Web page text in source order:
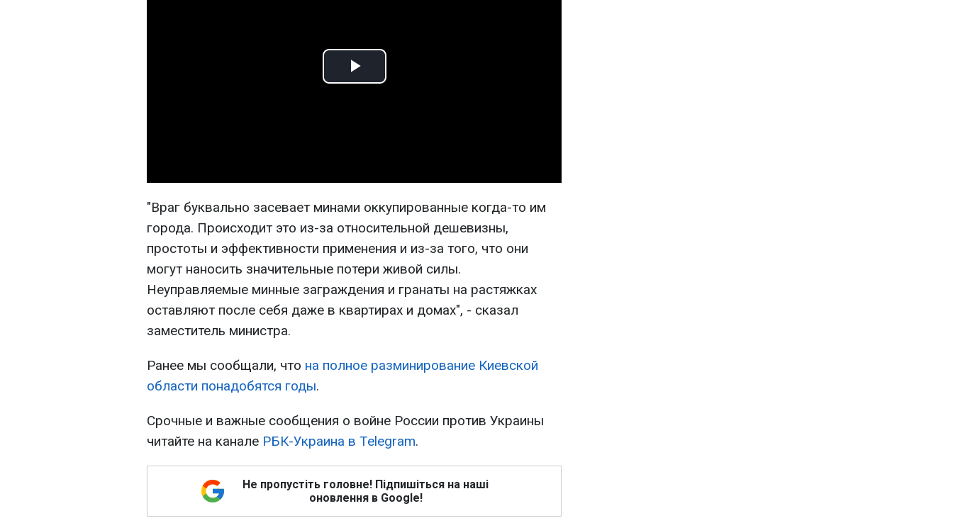
Play
"Враг буквально засевает минами оккупированные когда-то им
города. Происходит это из-за относительной дешевизны,
простоты и эффективности применения и из-за того, что они
могут наносить значительные потери живой силы.
Неуправляемые минные заграждения и гранаты на растяжках
оставляют после себя даже в квартирах и домах", - сказал
заместитель министра.
Ранее мы сообщали, что на полное разминирование Киевской
области понадобятся годы.
Срочные и важные сообщения о войне России против Украины
читайте на канале РБК-Украина в Telegram.
Не пропустіть головне! Підпишіться на наші
оновлення в Google!